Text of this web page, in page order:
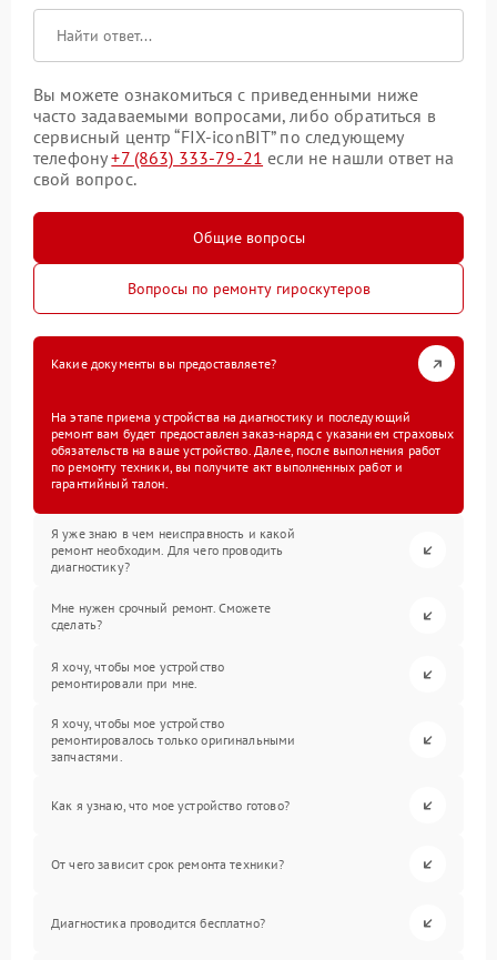
Вы можете ознакомиться с приведенными ниже
часто задаваемыми вопросами, либо обратиться в
сервисный центр “FIX-iconBIT” по следующему
телефону+7 (863) 333-79-21 если не нашли ответ на
свой вопрос.
Общие вопросы
Вопросы по ремонту гироскутеров
Какие документы вы предоставляете?
На этапе приема устройства на диагностику и последующий
ремонт вам будет предоставлен заказ-наряд с указанием страховых
обязательств на ваше устройство. Далее, после выполнения работ
по ремонту техники, вы получите акт выполненных работ и
гарантийный талон.
Я уже знаю в чем неисправность и какой
ремонт необходим. Для чего проводить
диагностику?
Мне нужен срочный ремонт. Сможете
сделать?
Я хочу, чтобы мое устройство
ремонтировали при мне.
Я хочу, чтобы мое устройство
ремонтировалось только оригинальными
запчастями.
Как я узнаю, что мое устройство готово?
От чего зависит срок ремонта техники?
Диагностика проводится бесплатно?